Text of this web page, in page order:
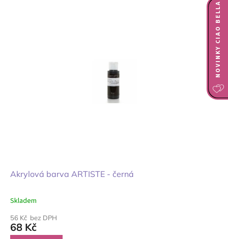
Akrylová barva ARTISTE - černá
Skladem
56 Kč bez DPH
68 Kč
NOVINKY CIAO BELLA